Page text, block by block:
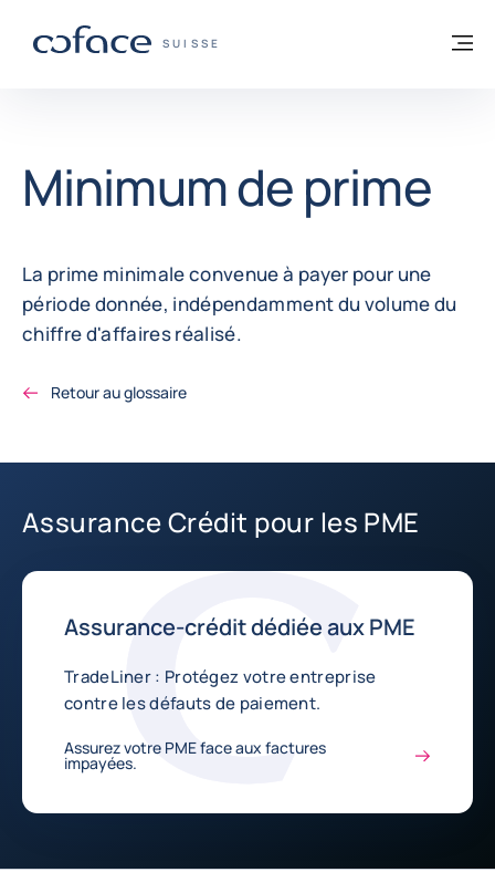
COFACE, FOR TRADE - PAGE D'ACCUEIL
SUISSE
Retour à la page d'accueil
Minimum de prime
La prime minimale convenue à payer pour une
période donnée, indépendamment du volume du
chiffre d'affaires réalisé.
Retour au glossaire
Assurance Crédit pour les PME
Assurance-crédit dédiée aux PME
TradeLiner : Protégez votre entreprise
contre les défauts de paiement.
Assurez votre PME face aux factures
impayées.